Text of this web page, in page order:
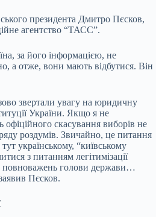
президента Дмитро Пєсков,
агентство “ТАСС”.
за його інформацією, не
а отже, вони мають відбутися. Він
звертали увагу на юридичну
України. Якщо я не
офіційного скасування виборів не
роздумів. Звичайно, це питання
українському, “київському
з питанням легітимізації
повноважень голови держави…
Пєсков.